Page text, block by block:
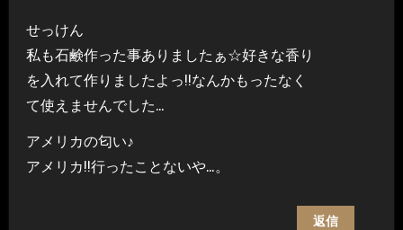
せっけん
私も石鹸作った事ありましたぁ☆好きな香り
を入れて作りましたよっ!!なんかもったなく
て使えませんでした…
アメリカの匂い♪
アメリカ!!行ったことないや…。
返信